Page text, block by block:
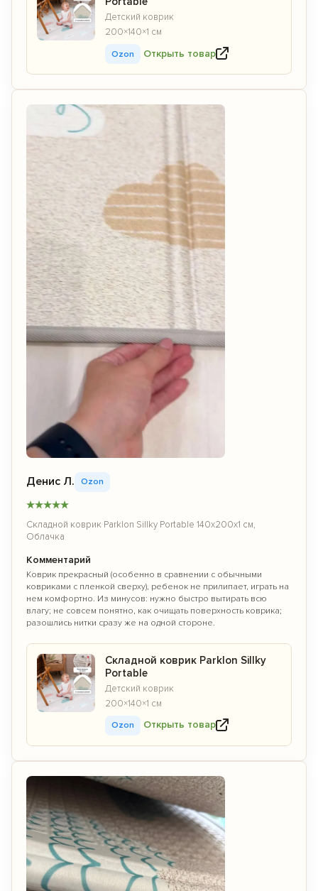
Детский коврик
200×140×1 см
Ozon Открыть товар
Денис Л. Ozon
★★★★★
Складной коврик Parklon Sillky Portable 140x200x1 см,
Облачка
Комментарий
Коврик прекрасный (особенно в сравнении с обычными
ковриками с пленкой сверху), ребенок не прилипает, играть на
нем комфортно. Из минусов: нужно быстро вытирать всю
влагу; не совсем понятно, как очищать поверхность коврика;
разошлись нитки сразу же на одной стороне.
Складной коврик Parklon Sillky
Portable
Детский коврик
200×140×1 см
Ozon Открыть товар